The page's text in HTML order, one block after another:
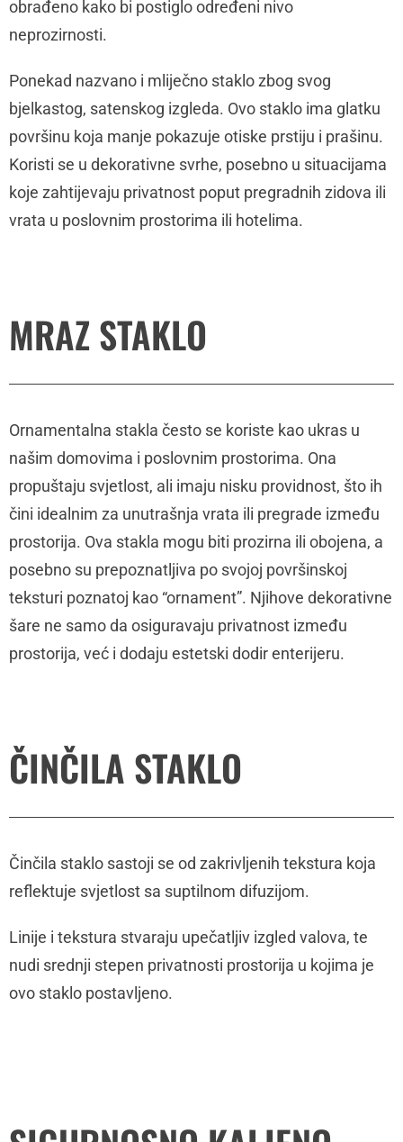
obrađeno kako bi postiglo određeni nivo
neprozirnosti.
Ponekad nazvano i mliječno staklo zbog svog
bjelkastog, satenskog izgleda. Ovo staklo ima glatku
površinu koja manje pokazuje otiske prstiju i prašinu.
Koristi se u dekorativne svrhe, posebno u situacijama
koje zahtijevaju privatnost poput pregradnih zidova ili
vrata u poslovnim prostorima ili hotelima.
MRAZ STAKLO
Ornamentalna stakla često se koriste kao ukras u
našim domovima i poslovnim prostorima. Ona
propuštaju svjetlost, ali imaju nisku providnost, što ih
čini idealnim za unutrašnja vrata ili pregrade između
prostorija. Ova stakla mogu biti prozirna ili obojena, a
posebno su prepoznatljiva po svojoj površinskoj
teksturi poznatoj kao “ornament”. Njihove dekorativne
šare ne samo da osiguravaju privatnost između
prostorija, već i dodaju estetski dodir enterijeru.
ČINČILA STAKLO
Činčila staklo sastoji se od zakrivljenih tekstura koja
reflektuje svjetlost sa suptilnom difuzijom.
Linije i tekstura stvaraju upečatljiv izgled valova, te
nudi srednji stepen privatnosti prostorija u kojima je
ovo staklo postavljeno.